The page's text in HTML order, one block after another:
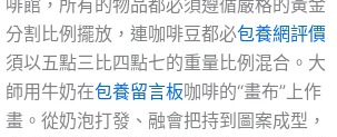
啡館，所有的物品都必須遵循嚴格的黃金
分割比例擺放，連咖啡豆都必包養網評價
須以五點三比四點七的重量比例混合。大
師用牛奶在包養留言板咖啡的“畫布”上作
畫。從奶泡打發、融會把持到圖案成型，